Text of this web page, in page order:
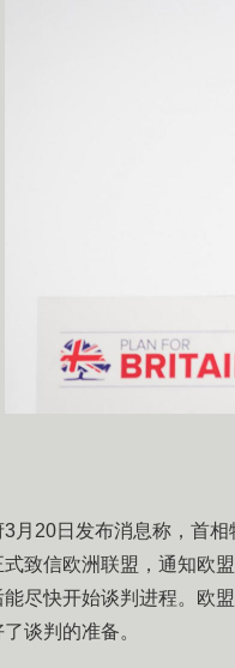
月20日发布消息称，首
式致信欧洲联盟，通知欧
能尽快开始谈判进程。欧
谈判的准备。